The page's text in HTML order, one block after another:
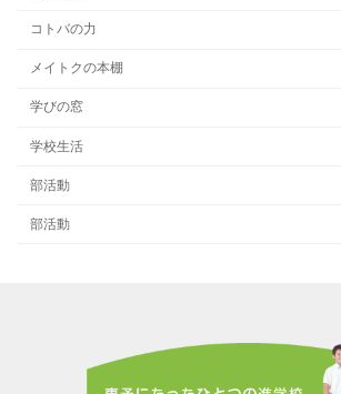
コトバの力
メイトクの本棚
学びの窓
学校生活
部活動
部活動